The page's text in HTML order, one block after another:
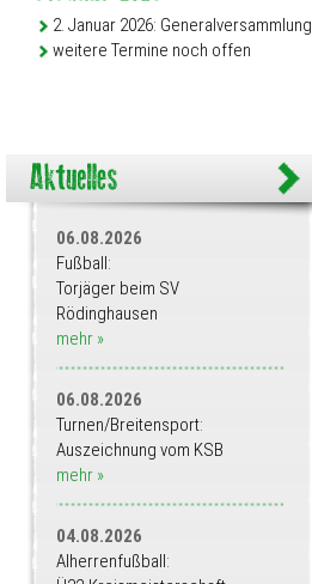
2. Januar 2026: Generalversammlung
weitere Termine noch offen
06.08.2026
Fußball:
Torjäger beim SV
Rödinghausen
mehr »
06.08.2026
Turnen/Breitensport:
Auszeichnung vom KSB
mehr »
04.08.2026
Alherrenfußball: